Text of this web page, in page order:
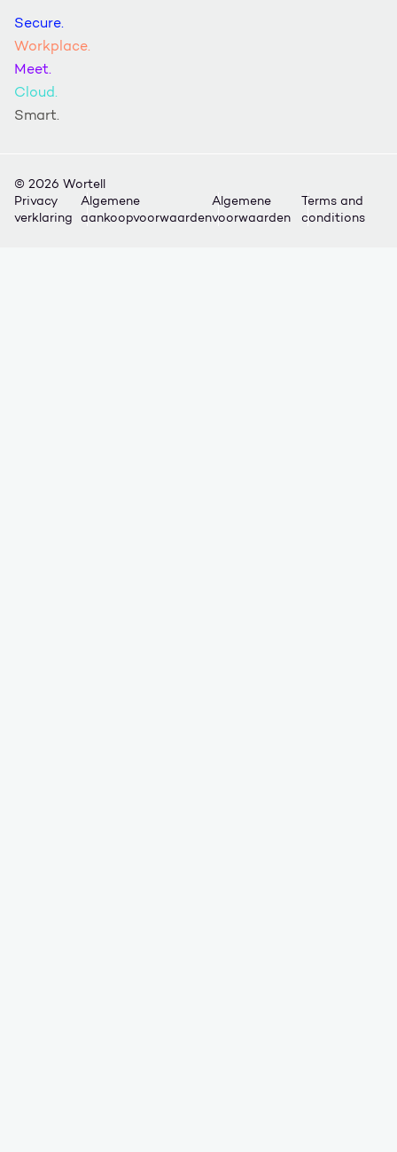
Secure.
Workplace.
Meet.
Cloud.
Smart.
© 2026 Wortell
Privacy
verklaring
Algemene
aankoopvoorwaarden
Algemene
voorwaarden
Terms and
conditions